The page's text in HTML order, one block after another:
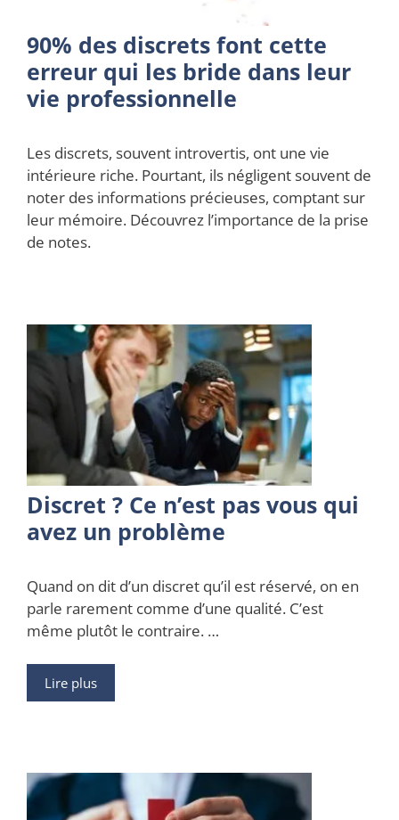
90% des discrets font cette
erreur qui les bride dans leur
vie professionnelle
Les discrets, souvent introvertis, ont une vie
intérieure riche. Pourtant, ils négligent souvent de
noter des informations précieuses, comptant sur
leur mémoire. Découvrez l’importance de la prise
de notes.
Discret ? Ce n’est pas vous qui
avez un problème
Quand on dit d’un discret qu’il est réservé, on en
parle rarement comme d’une qualité. C’est
même plutôt le contraire. …
Lire plus